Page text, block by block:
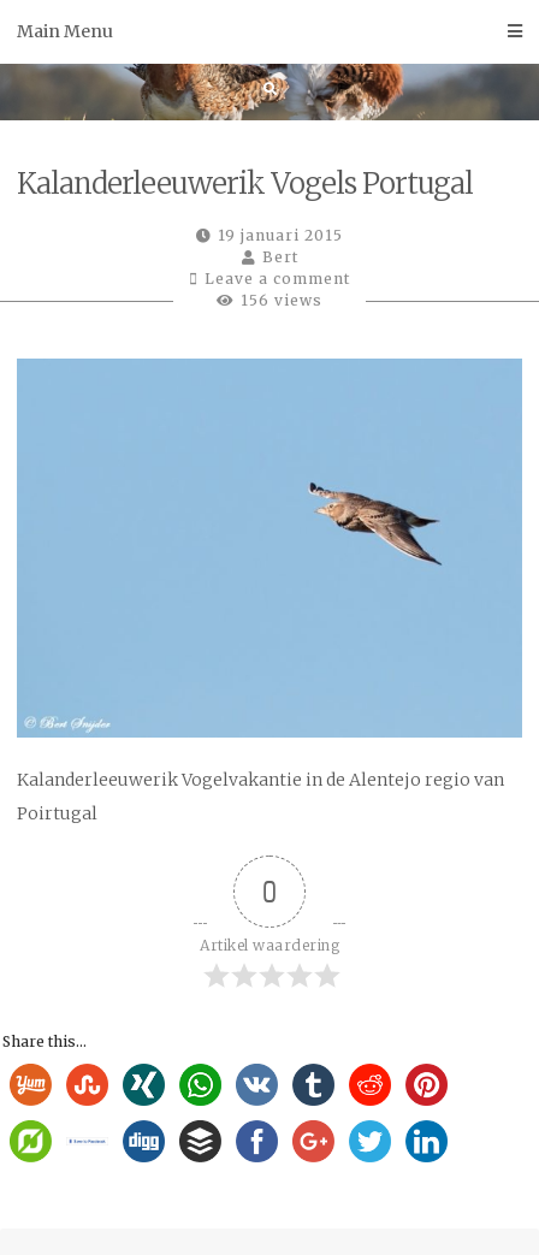
Main Menu
Kalanderleeuwerik Vogels Portugal
19 januari 2015
Bert
Leave a comment
156 views
Kalanderleeuwerik Vogelvakantie in de Alentejo regio van
Poirtugal
0
Artikel waardering
Share this...